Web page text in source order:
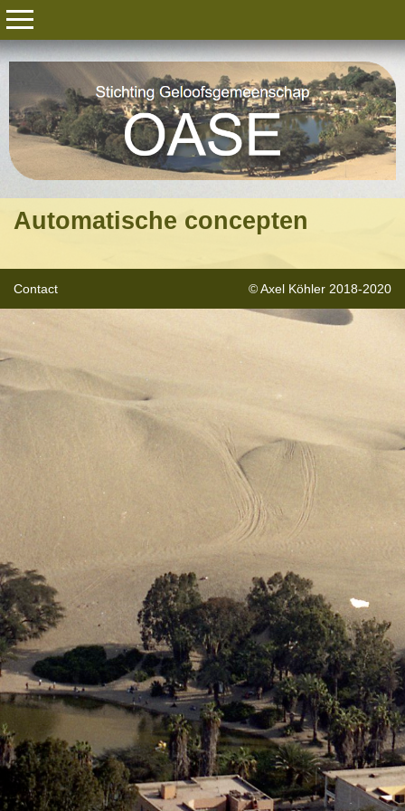
Automatische concepten
Contact © Axel Köhler 2018-2020